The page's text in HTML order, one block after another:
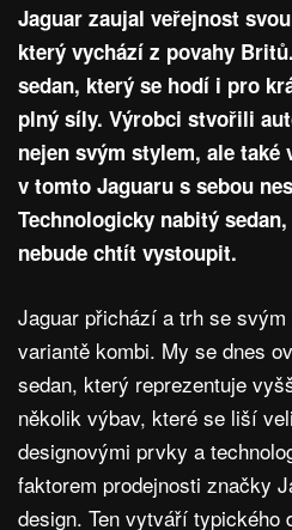
Jaguar zaujal veřejnost
který vychází z povahy
sedan, který se hodí i pro
plný síly. Výrobci stvořili
nejen svým stylem, ale také
v tomto Jaguaru s sebou
Technologicky nabitý
nebude chtít vystoupit.
Jaguar přichází a trh se
variantě kombi. My se dnes
sedan, který reprezentuje
několik výbav, které se liší
designovými prvky a
faktorem prodejnosti značky
design. Ten vytváří typického